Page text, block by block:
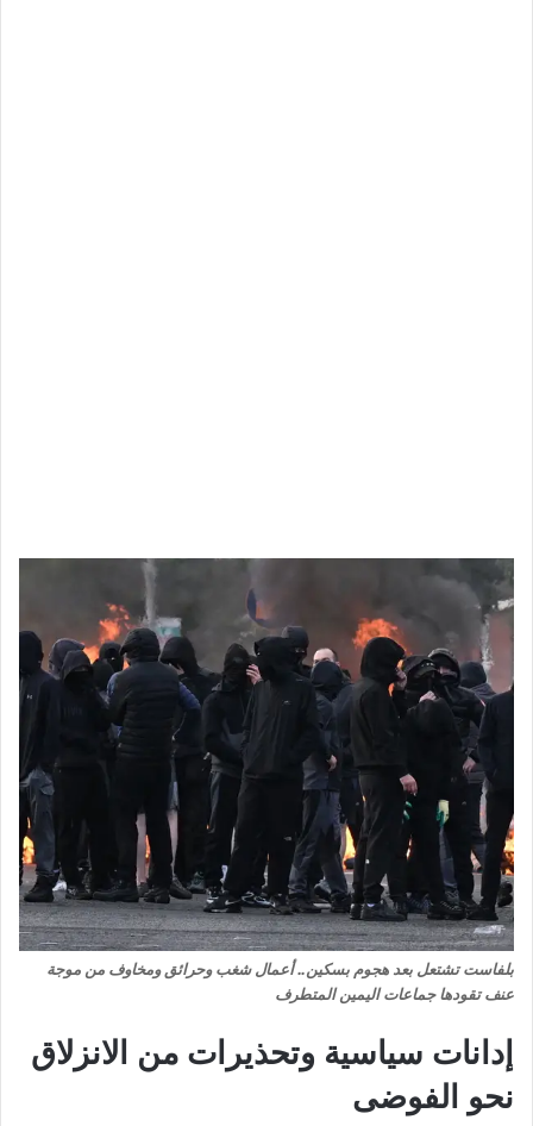
بلفاست تشتعل بعد هجوم بسكين.. أعمال شغب وحرائق ومخاوف من موجة
عنف تقودها جماعات اليمين المتطرف
إدانات سياسية وتحذيرات من الانزلاق
نحو الفوضى